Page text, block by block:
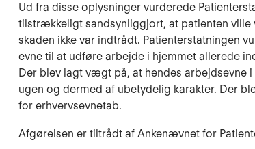
Ud fra disse oplysninger vurderede
tilstrækkeligt sandsynliggjort, at patienten
skaden ikke var indtrådt. Patienterstatningen
evne til at udføre arbejde i hjemmet allerede
Der blev lagt vægt på, at hendes arbejdsevne
ugen og dermed af ubetydelig karakter. Der
for erhvervsevnetab.
Afgørelsen er tiltrådt af Ankenævnet for